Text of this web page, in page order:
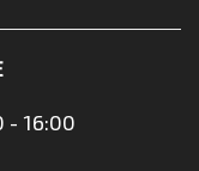
- 16:00